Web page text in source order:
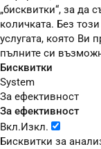
„бисквитки“, за да
количката. Без
услугата, която Ви
пълните си
Бисквитки
System
За ефективност
За ефективност
Вкл.Изкл.
Бисквитки за